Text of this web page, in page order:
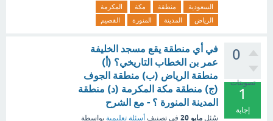
السعودية
منطقة مكة
المكرمة
الرياض
المدينة المنورة القصيم
0
تصويتات
1
إجابة
في أي منطقة يقع مسجد الخليفة
عمر بن الخطاب التاريخي؟ (أ)
منطقة الرياض (ب) منطقة الجوف
(ج) منطقة مكة المكرمة (د) منطقة
المدينة المنورة ؟ - مع الشرح
سُئل مايو 20 في تصنيف أسئلة تعليمية بواسطة